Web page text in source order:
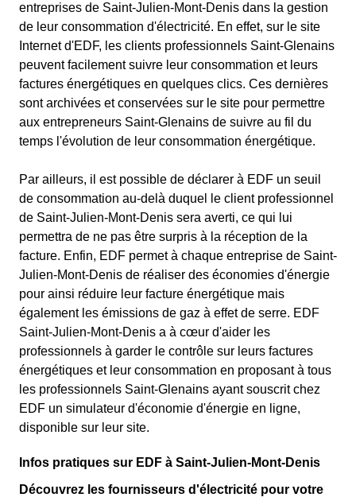
entreprises de Saint-Julien-Mont-Denis dans la gestion
de leur consommation d'électricité. En effet, sur le site
Internet d'EDF, les clients professionnels Saint-Glenains
peuvent facilement suivre leur consommation et leurs
factures énergétiques en quelques clics. Ces dernières
sont archivées et conservées sur le site pour permettre
aux entrepreneurs Saint-Glenains de suivre au fil du
temps l'évolution de leur consommation énergétique.
Par ailleurs, il est possible de déclarer à EDF un seuil
de consommation au-delà duquel le client professionnel
de Saint-Julien-Mont-Denis sera averti, ce qui lui
permettra de ne pas être surpris à la réception de la
facture. Enfin, EDF permet à chaque entreprise de Saint-
Julien-Mont-Denis de réaliser des économies d'énergie
pour ainsi réduire leur facture énergétique mais
également les émissions de gaz à effet de serre. EDF
Saint-Julien-Mont-Denis a à cœur d'aider les
professionnels à garder le contrôle sur leurs factures
énergétiques et leur consommation en proposant à tous
les professionnels Saint-Glenains ayant souscrit chez
EDF un simulateur d'économie d'énergie en ligne,
disponible sur leur site.
Infos pratiques sur EDF à Saint-Julien-Mont-Denis
Découvrez les fournisseurs d'électricité pour votre